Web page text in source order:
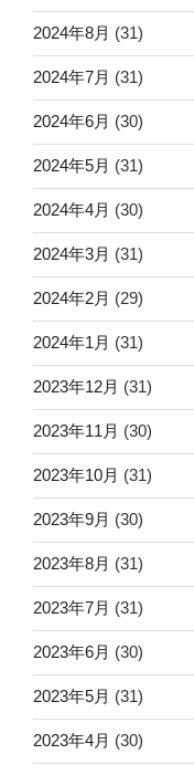
2024年8月 (31)
2024年7月 (31)
2024年6月 (30)
2024年5月 (31)
2024年4月 (30)
2024年3月 (31)
2024年2月 (29)
2024年1月 (31)
2023年12月 (31)
2023年11月 (30)
2023年10月 (31)
2023年9月 (30)
2023年8月 (31)
2023年7月 (31)
2023年6月 (30)
2023年5月 (31)
2023年4月 (30)